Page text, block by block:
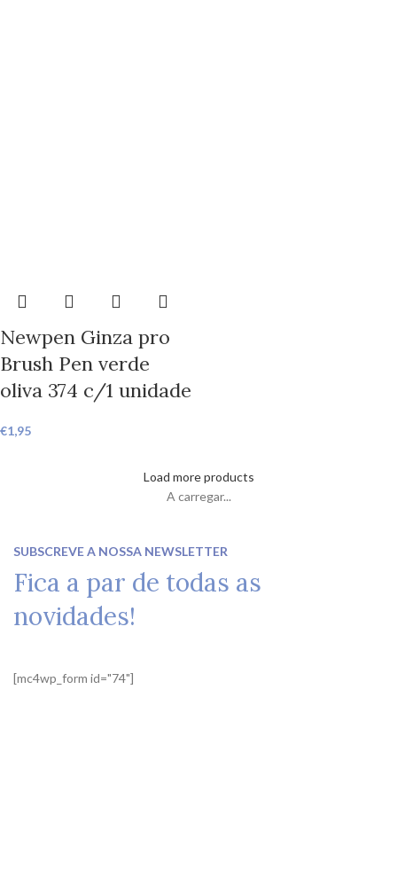
Newpen Ginza pro
Brush Pen verde
oliva 374 c/1 unidade
€1,95
Load more products
A carregar...
SUBSCREVE A NOSSA NEWSLETTER
Fica a par de todas as
novidades!
[mc4wp_form id="74"]